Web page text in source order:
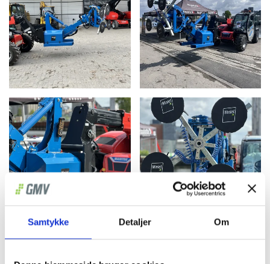
Samtykke Detaljer Om